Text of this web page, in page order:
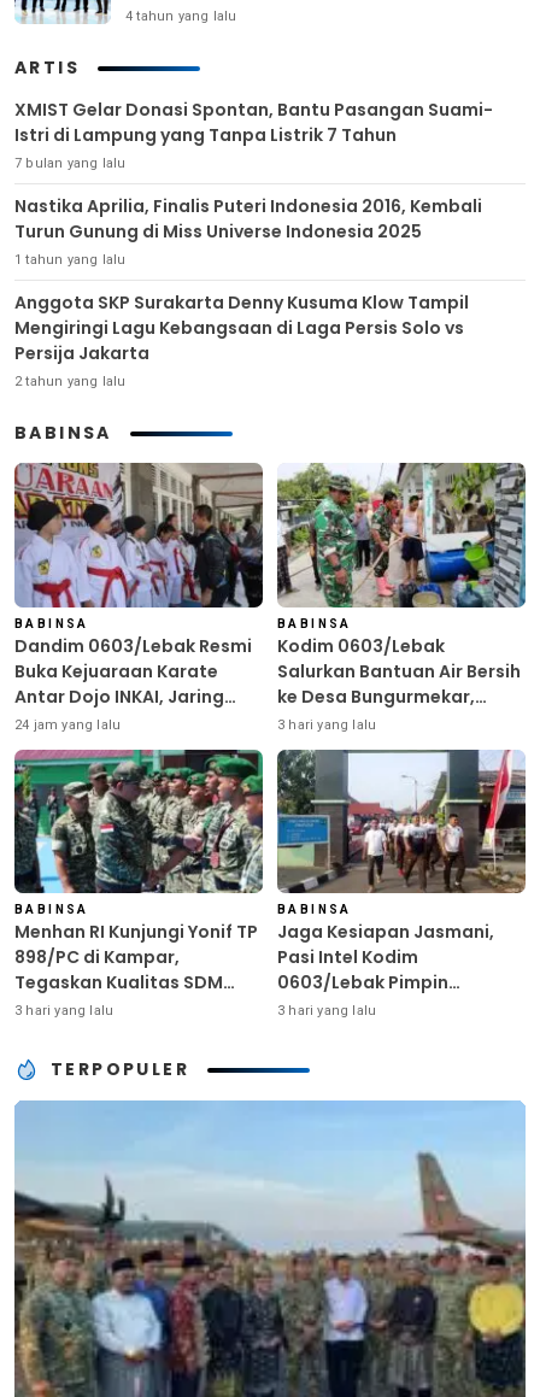
4 tahun yang lalu
ARTIS
XMIST Gelar Donasi Spontan, Bantu Pasangan Suami-
Istri di Lampung yang Tanpa Listrik 7 Tahun
7 bulan yang lalu
Nastika Aprilia, Finalis Puteri Indonesia 2016, Kembali
Turun Gunung di Miss Universe Indonesia 2025
1 tahun yang lalu
Anggota SKP Surakarta Denny Kusuma Klow Tampil
Mengiringi Lagu Kebangsaan di Laga Persis Solo vs
Persija Jakarta
2 tahun yang lalu
BABINSA
BABINSA
Dandim 0603/Lebak Resmi
Buka Kejuaraan Karate
Antar Dojo INKAI, Jaring
Bibit Atlet Unggul Sambut
HUT ke-81 RI
24 jam yang lalu
BABINSA
Kodim 0603/Lebak
Salurkan Bantuan Air Bersih
ke Desa Bungurmekar,
Ringankan Beban Warga
Terdampak Kemarau
3 hari yang lalu
BABINSA
Menhan RI Kunjungi Yonif TP
898/PC di Kampar,
Tegaskan Kualitas SDM
Kunci Kekuatan TNI
3 hari yang lalu
BABINSA
Jaga Kesiapan Jasmani,
Pasi Intel Kodim
0603/Lebak Pimpin
Pembinaan Fisik Rutin
3 hari yang lalu
TERPOPULER